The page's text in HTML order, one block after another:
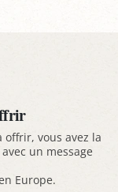
offrir, vous avez la
un message
Europe.